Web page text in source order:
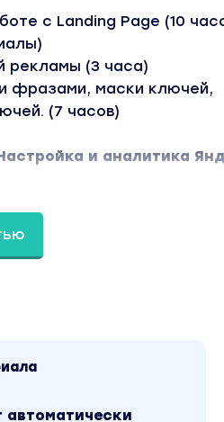
с Landing Page (10
рекламы (3 часа)
фразами, маски ключей,
(7 часов)
и аналитика
аудитории (3 часа)